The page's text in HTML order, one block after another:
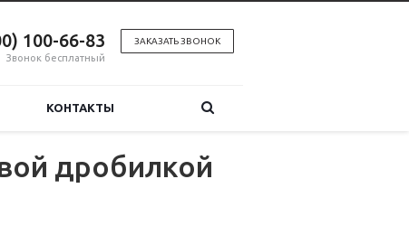
ЗАКАЗАТЬ ЗВОНОК
100-66-83
Звонок бесплатный
КОНТАКТЫ
дробилкой